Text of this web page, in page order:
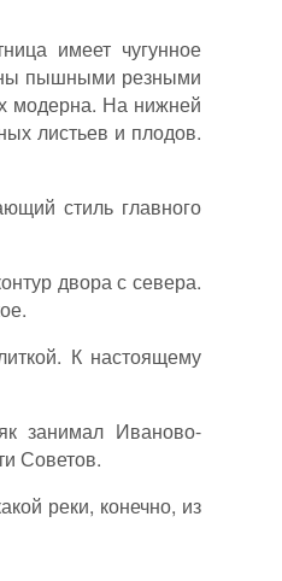
имеет чугунное
пышными резными
модерна. На нижней
листьев и плодов.
стиль главного
двора с севера.
К настоящему
занимал Иваново-
Советов.
реки, конечно, из